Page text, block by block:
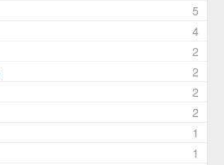
5
4
2
2
2
2
1
1